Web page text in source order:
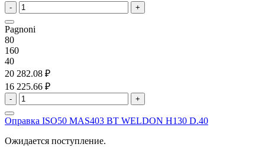
- +
Pagnoni
80
160
40
20 282.08 ₽
16 225.66 ₽
- +
Оправка ISO50 MAS403 BT WELDON H130 D.40
Ожидается поступление.